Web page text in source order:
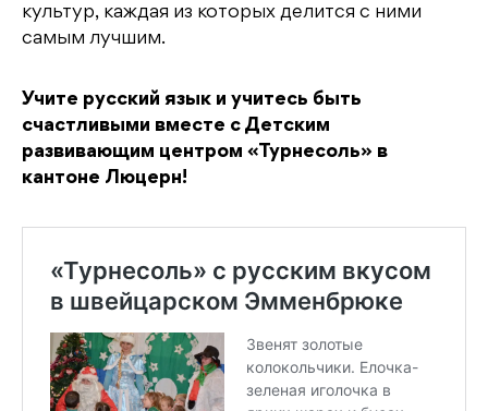
культур, каждая из которых делится с ними
самым лучшим.
Учите русский язык и учитесь быть
счастливыми вместе с Детским
развивающим центром «Турнесоль» в
кантоне Люцерн!